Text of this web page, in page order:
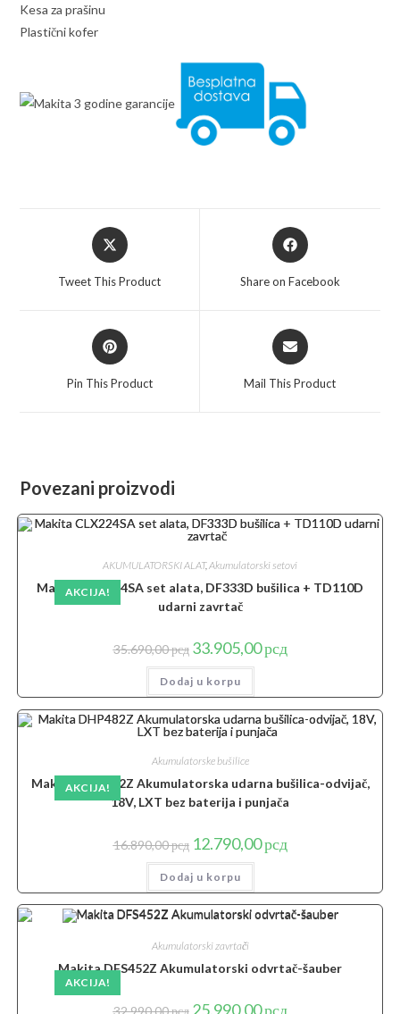
Kesa za prašinu
Plastični kofer
Opens
in
Tweet This Product
Opens
in
Share on Facebook
Opens
in
Pin This Product
Opens
in
Mail This Product
Povezani proizvodi
AKCIJA!
AKUMULATORSKI ALAT,Akumulatorski setovi
Makita CLX224SA set alata, DF333D bušilica + TD110D
udarni zavrtač
35.690,00рсд Originalna
cena
je
bila:
35.690,00 рсд.
33.905,00рсдTrenutna
cena
Dodaj u korpu
AKCIJA!
Akumulatorske bušilice
Makita DHP482Z Akumulatorska udarna bušilica-odvijač,
18V, LXT bez baterija i punjača
16.890,00рсд Originalna
cena
je
bila:
16.890,00 рсд.
12.790,00рсдTrenutna
cena
Dodaj u korpu
AKCIJA!
Akumulatorski zavrtači
Makita DFS452Z Akumulatorski odvrtač-šauber
32.990,00рсд Originalna
25.990,00рсдTrenutna